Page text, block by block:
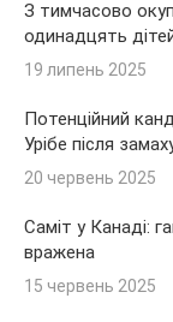
З тимчасово
одинадцять
19 липень 2025
Потенційний
Урібе після
20 червень 2025
Саміт у Канаді:
вражена
15 червень 2025